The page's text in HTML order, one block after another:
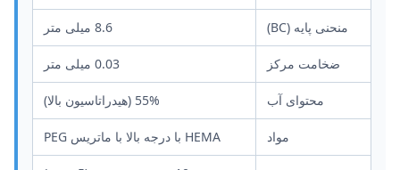
منحنی پایه (BC) 8.6 میلی متر
ضخامت مرکز 0.03 میلی متر
محتوای آب 55% (هیدراتاسیون بالا)
مواد HEMA با درجه بالا با ماتریس PEG